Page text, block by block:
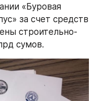
«Буровая
за счет средств
строительно-
сумов.